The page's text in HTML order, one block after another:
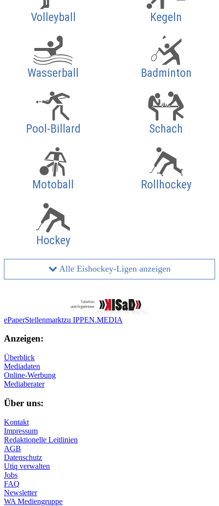
Volleyball Kegeln
Wasserball Badminton
Pool-Billard Schach
Motoball Rollhockey
Hockey
Alle Eishockey-Ligen anzeigen
ePaperStellenmarktzu IPPEN.MEDIA
Anzeigen:
Überblick
Mediadaten
Online-Werbung
Mediaberater
Über uns:
Kontakt
Impressum
Redaktionelle Leitlinien
AGB
Datenschutz
Utiq verwalten
Jobs
FAQ
Newsletter
WA Mediengruppe